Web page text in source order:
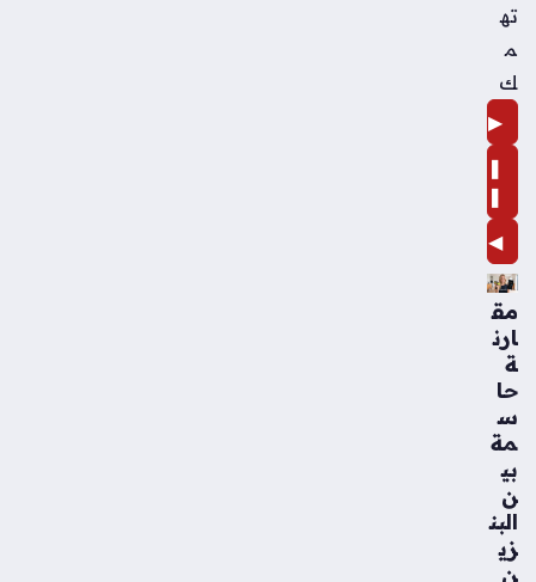
ته
م
ك
▶
❚
❚
◀
مق
ارن
ة
حا
س
مة
بي
ن
البن
زي
ن